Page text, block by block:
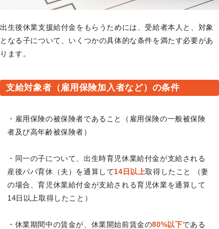
出生後休業支援給付金をもらうためには、受給者本人と、対象
となる子について、いくつかの具体的な条件を満たす必要があ
ります。
支給対象者（雇用保険加入者など）の条件
・雇用保険の被保険者であること（雇用保険の一般被保険
者及び高年齢被保険者）
・同一の子について、出生時育児休業給付金が支給される
産後パパ育休（夫）を通算して14日以上取得したこと （妻
の場合、育児休業給付金が支給される育児休業を通算して
14日以上取得したこと）
・休業期間中の賃金が、休業開始前賃金の80%以下である